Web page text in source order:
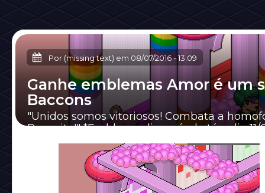
Por (missing text) em 08/07/2016-13:09
Ganhe emblemas Amor é um
Baccons
"Unidos somos vitoriosos! Combata a
Respeite!" *Emblema disponível até o dia 11/